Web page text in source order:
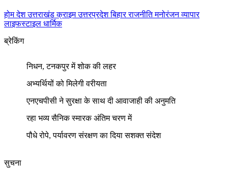
होमदेशउत्तराखंडक्राइमउत्तरप्रदेशबिहारराजनीतिमनोरंजनव्यापार
लाइफस्टाइल धार्मिक
ब्रेकिंग
निधन, टनकपुर में शोक की लहर
अभ्यर्थियों को मिलेगी वरीयता
एनएचपीसी ने सुरक्षा के साथ दी आवाजाही की अनुमति
रहा भव्य सैनिक स्मारक अंतिम चरण में
पौधे रोपे, पर्यावरण संरक्षण का दिया सशक्त संदेश
सुचना